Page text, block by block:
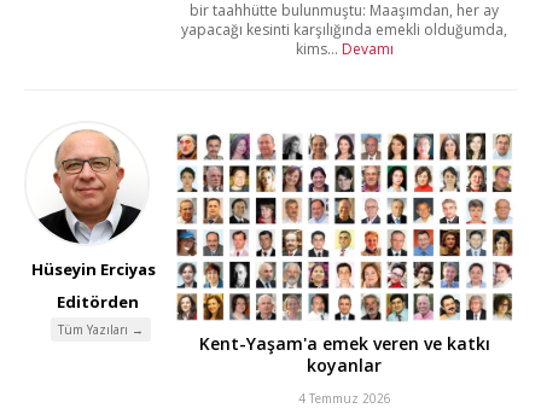
bir taahhütte bulunmuştu: Maaşımdan, her ay
yapacağı kesinti karşılığında emekli olduğumda,
kims... Devamı
Hüseyin Erciyas
Editörden
Tüm Yazıları →
Kent-Yaşam'a emek veren ve katkı
koyanlar
4 Temmuz 2026